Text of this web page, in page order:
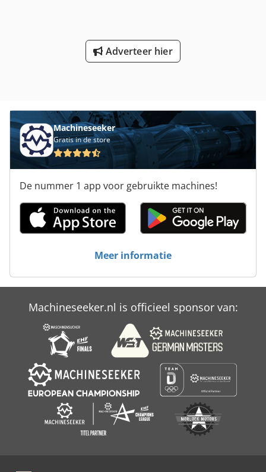
Adverteer hier
Machineseeker
Gratis in de store
De nummer 1 app voor gebruikte machines!
Meer informatie
Machineseeker.nl is officieel sponsor van: